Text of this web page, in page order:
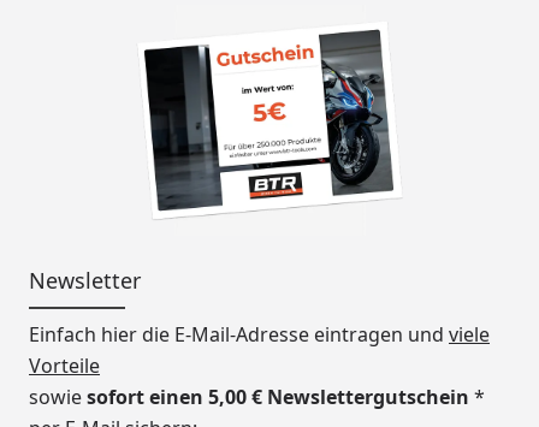
Newsletter
Einfach hier die E-Mail-Adresse eintragen und viele
Vorteile
sowiesofort einen 5,00 € Newslettergutschein *